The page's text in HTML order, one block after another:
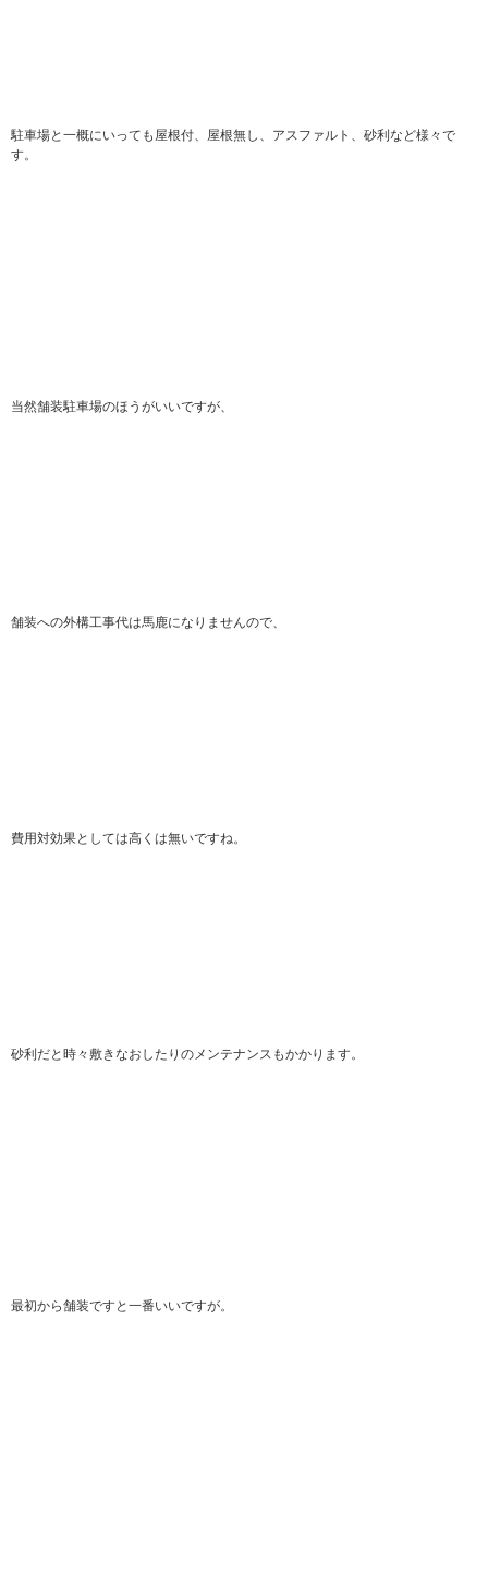
駐車場と一概にいっても屋根付、屋根無し、アスファルト、砂利など様々で
す。
当然舗装駐車場のほうがいいですが、
舗装への外構工事代は馬鹿になりませんので、
費用対効果としては高くは無いですね。
砂利だと時々敷きなおしたりのメンテナンスもかかります。
最初から舗装ですと一番いいですが。